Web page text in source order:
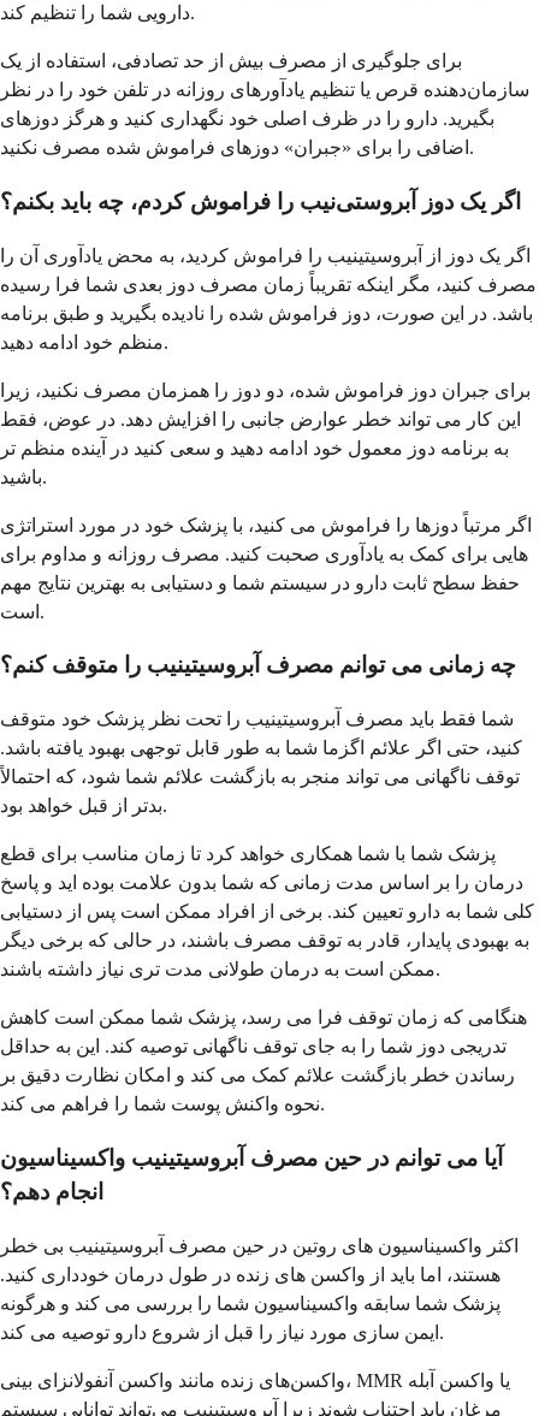
دارویی شما را تنظیم کند.
برای جلوگیری از مصرف بیش از حد تصادفی، استفاده از یک
سازمان‌دهنده قرص یا تنظیم یادآورهای روزانه در تلفن خود را در نظر
بگیرید. دارو را در ظرف اصلی خود نگهداری کنید و هرگز دوزهای
اضافی را برای «جبران» دوزهای فراموش شده مصرف نکنید.
اگر یک دوز آبروستی‌نیب را فراموش کردم، چه باید بکنم؟
اگر یک دوز از آبروسیتینیب را فراموش کردید، به محض یادآوری آن را
مصرف کنید، مگر اینکه تقریباً زمان مصرف دوز بعدی شما فرا رسیده
باشد. در این صورت، دوز فراموش شده را نادیده بگیرید و طبق برنامه
منظم خود ادامه دهید.
برای جبران دوز فراموش شده، دو دوز را همزمان مصرف نکنید، زیرا
این کار می تواند خطر عوارض جانبی را افزایش دهد. در عوض، فقط
به برنامه دوز معمول خود ادامه دهید و سعی کنید در آینده منظم تر
باشید.
اگر مرتباً دوزها را فراموش می کنید، با پزشک خود در مورد استراتژی
هایی برای کمک به یادآوری صحبت کنید. مصرف روزانه و مداوم برای
حفظ سطح ثابت دارو در سیستم شما و دستیابی به بهترین نتایج مهم
است.
چه زمانی می توانم مصرف آبروسیتینیب را متوقف کنم؟
شما فقط باید مصرف آبروسیتینیب را تحت نظر پزشک خود متوقف
کنید، حتی اگر علائم اگزما شما به طور قابل توجهی بهبود یافته باشد.
توقف ناگهانی می تواند منجر به بازگشت علائم شما شود، که احتمالاً
بدتر از قبل خواهد بود.
پزشک شما با شما همکاری خواهد کرد تا زمان مناسب برای قطع
درمان را بر اساس مدت زمانی که شما بدون علامت بوده اید و پاسخ
کلی شما به دارو تعیین کند. برخی از افراد ممکن است پس از دستیابی
به بهبودی پایدار، قادر به توقف مصرف باشند، در حالی که برخی دیگر
ممکن است به درمان طولانی مدت تری نیاز داشته باشند.
هنگامی که زمان توقف فرا می رسد، پزشک شما ممکن است کاهش
تدریجی دوز شما را به جای توقف ناگهانی توصیه کند. این به حداقل
رساندن خطر بازگشت علائم کمک می کند و امکان نظارت دقیق بر
نحوه واکنش پوست شما را فراهم می کند.
آیا می توانم در حین مصرف آبروسیتینیب واکسیناسیون
انجام دهم؟
اکثر واکسیناسیون های روتین در حین مصرف آبروسیتینیب بی خطر
هستند، اما باید از واکسن های زنده در طول درمان خودداری کنید.
پزشک شما سابقه واکسیناسیون شما را بررسی می کند و هرگونه
ایمن سازی مورد نیاز را قبل از شروع دارو توصیه می کند.
واکسن‌های زنده مانند واکسن آنفولانزای بینی، MMR یا واکسن آبله
مرغان باید اجتناب شوند زیرا آبروسیتینیب می‌تواند توانایی سیستم